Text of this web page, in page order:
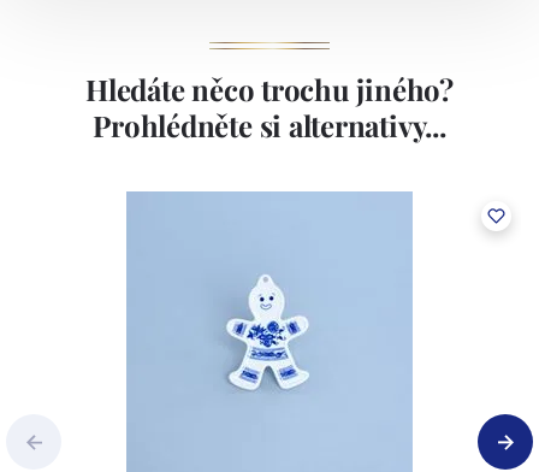
Hledáte něco trochu jiného?
Prohlédněte si alternativy...